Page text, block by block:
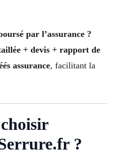
par l’assurance ?
+ devis + rapport de
assurance, facilitant la
?